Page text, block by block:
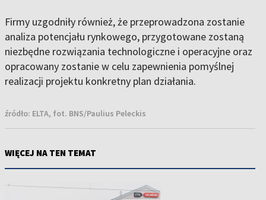
Firmy uzgodniły również, że przeprowadzona zostanie
analiza potencjału rynkowego, przygotowane zostaną
niezbędne rozwiązania technologiczne i operacyjne oraz
opracowany zostanie w celu zapewnienia pomyślnej
realizacji projektu konkretny plan działania.
źródło: ELTA, fot. BNS/Paulius Peleckis
WIĘCEJ NA TEN TEMAT